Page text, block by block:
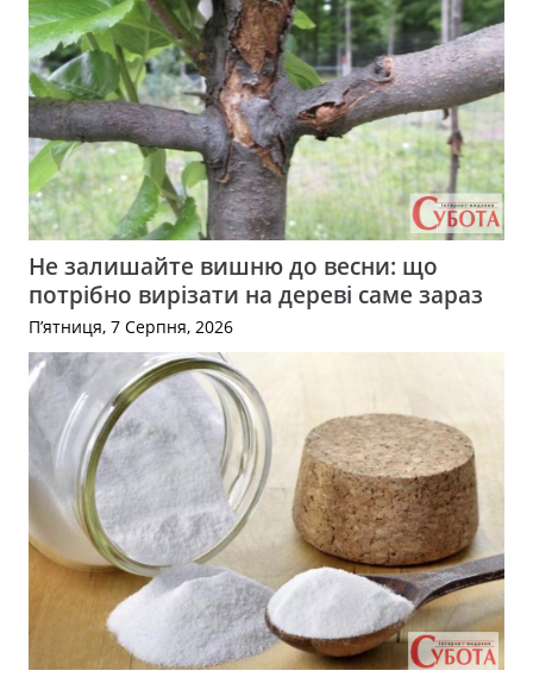
Не залишайте вишню до весни: що
потрібно вирізати на дереві саме зараз
П’ятниця, 7 Серпня, 2026